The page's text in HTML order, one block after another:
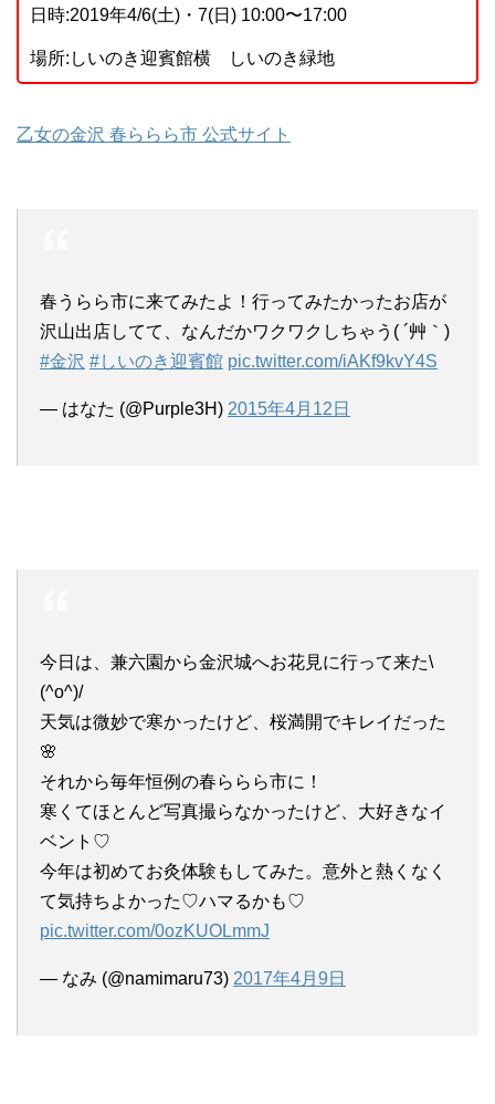
日時:2019年4/6(土)・7(日) 10:00〜17:00
場所:しいのき迎賓館横 しいのき緑地
乙女の金沢 春ららら市 公式サイト
春うらら市に来てみたよ！行ってみたかったお店が
沢山出店してて、なんだかワクワクしちゃう( ´艸｀)
#金沢 #しいのき迎賓館 pic.twitter.com/iAKf9kvY4S
— はなた (@Purple3H) 2015年4月12日
今日は、兼六園から金沢城へお花見に行って来た\
(^o^)/
天気は微妙で寒かったけど、桜満開でキレイだった
🌸
それから毎年恒例の春ららら市に！
寒くてほとんど写真撮らなかったけど、大好きなイ
ベント♡
今年は初めてお灸体験もしてみた。意外と熱くなく
て気持ちよかった♡ハマるかも♡
pic.twitter.com/0ozKUOLmmJ
— なみ (@namimaru73) 2017年4月9日